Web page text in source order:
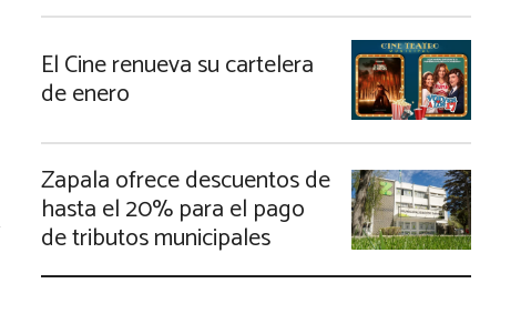
El Cine renueva su cartelera
de enero
Zapala ofrece descuentos de
hasta el 20% para el pago
de tributos municipales